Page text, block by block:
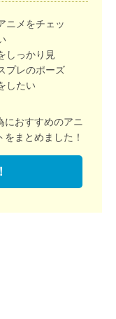
ニメをチェッ
しっかり見
プレのポーズ
したい
におすすめのアニ
をまとめました！